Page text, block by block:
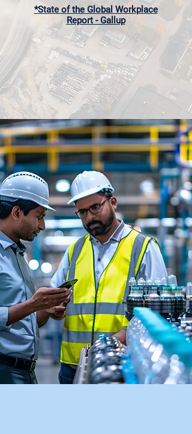
*State of the Global Workplace
Report - Gallup​